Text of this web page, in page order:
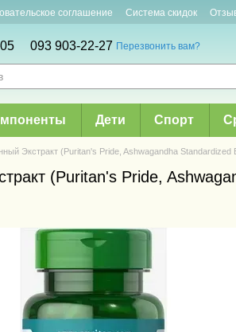
соглашение Система скидок
093 903-22-27 Перезвонить вам?
Дети Спорт
Экстракт (Puritan's Pride, Ashwagandha Standardized
(Puritan's Pride,